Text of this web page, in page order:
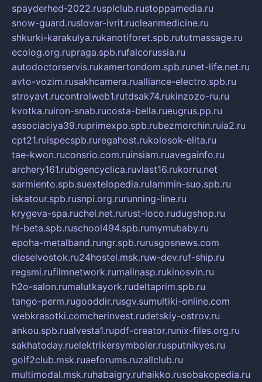
spayderhed-2022.rusplclub.rustoppamedia.ru
snow-guard.ruslovar-ivrit.rucleanmedicine.ru
shkurki-karakulya.rukanotiforet.spb.rututmassage.ru
ecolog.org.rupraga.spb.rufalcorussia.ru
autodoctorservis.rukamertondom.spb.runet-life.net.ru
avto-vozim.rusakhcamera.rualliance-electro.spb.ru
stroyavt.rucontrolweb1.rutdsak74.rukinzozo-ru.ru
kvotka.ruiron-snab.rucosta-bella.rueugrus.pp.ru
associaciya39.ruprimexpo.spb.rubezmorchin.ruia2.ru
cpt21.ruispecspb.ruregahost.rukolosok-elita.ru
tae-kwon.ruconsrio.com.ruinsiam.ruavegainfo.ru
archery161.rubigencyclica.ruvlast16.rukorru.net
sarmiento.spb.suextelopedia.rulammin-suo.spb.ru
iskatour.spb.rusnpi.org.rurunning-line.ru
krygeva-spa.ruchel.net.rurust-loco.rudugshop.ru
hl-beta.spb.ruschool494.spb.rumymubaby.ru
epoha-metalband.rungr.spb.rurusgosnews.com
dieselvostok.ru24hostel.msk.ruw-dev.ruf-ship.ru
regsmi.rufilmnetwork.rumalinasp.rukinosvin.ru
h2o-salon.rumalutkayork.rudeltaprim.spb.ru
tango-perm.rugooddir.rusgv.sumultiki-online.com
webkrasotki.comcherinvest.rudetskiy-ostrov.ru
ankou.spb.rualvesta1.rupdf-creator.runix-files.org.ru
sakhatoday.ruelektrikersymboler.rusputnikyes.ru
golf2club.msk.ruaeforums.ruzallclub.ru
multimodal.msk.ruhabaigry.ruhaikko.rusobakopedia.ru